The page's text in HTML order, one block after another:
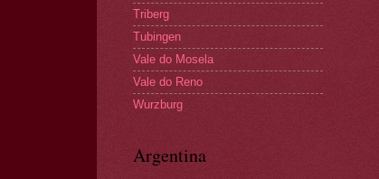
Triberg
Tubingen
Vale do Mosela
Vale do Reno
Wurzburg
Argentina